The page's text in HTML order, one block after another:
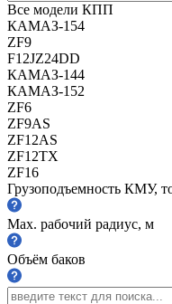
Все модели КПП
КАМАЗ-154
ZF9
F12JZ24DD
КАМАЗ-144
КАМАЗ-152
ZF6
ZF9AS
ZF12AS
ZF12TX
ZF16
Грузоподъемность КМУ,
Max. рабочий радиус, м
Объём баков